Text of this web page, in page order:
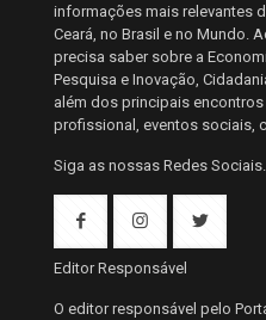
informações mais relevantes
Ceará, no Brasil e no Mundo.
precisa saber sobre a
Pesquisa e Inovação,
além dos principais
profissional, eventos sociais,
Siga as nossas Redes Sociais.
Editor Responsável
O editor responsável pelo